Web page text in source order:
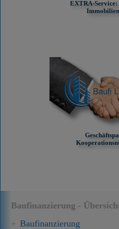
Baufinanzierung -
Baufinanzierung
EXTRA-